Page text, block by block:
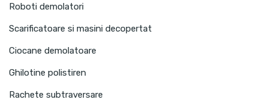
Roboti demolatori
Scarificatoare si masini decopertat
Ciocane demolatoare
Ghilotine polistiren
Rachete subtraversare